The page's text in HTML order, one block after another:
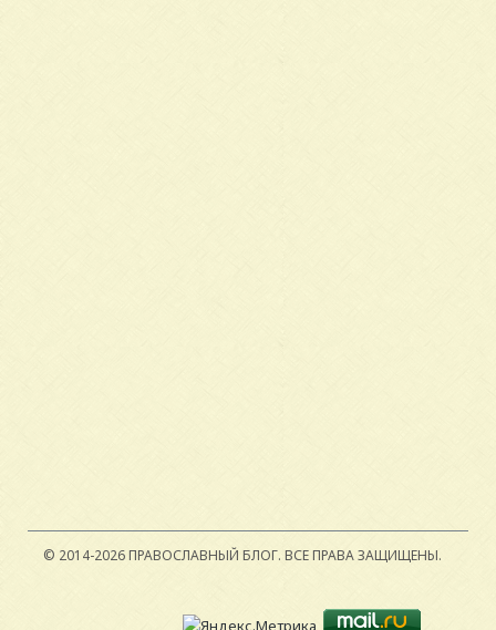
© 2014-2026 ПРАВОСЛАВНЫЙ БЛОГ. ВСЕ ПРАВА ЗАЩИЩЕНЫ.